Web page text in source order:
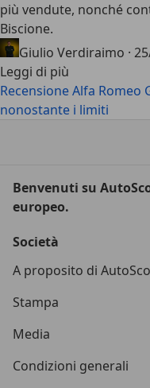
più vendute, nonché
Biscione.
Giulio Verdiraimo ·
Leggi di più
Recensione Alfa Romeo
nonostante i limiti
Benvenuti su
europeo.
Società
A proposito di
Stampa
Media
Condizioni generali